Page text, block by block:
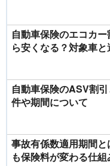
自動車保険のエコカー
ら安くなる？対象車と
自動車保険のASV割
件や期間について
事故有係数適用期間
も保険料が変わる仕